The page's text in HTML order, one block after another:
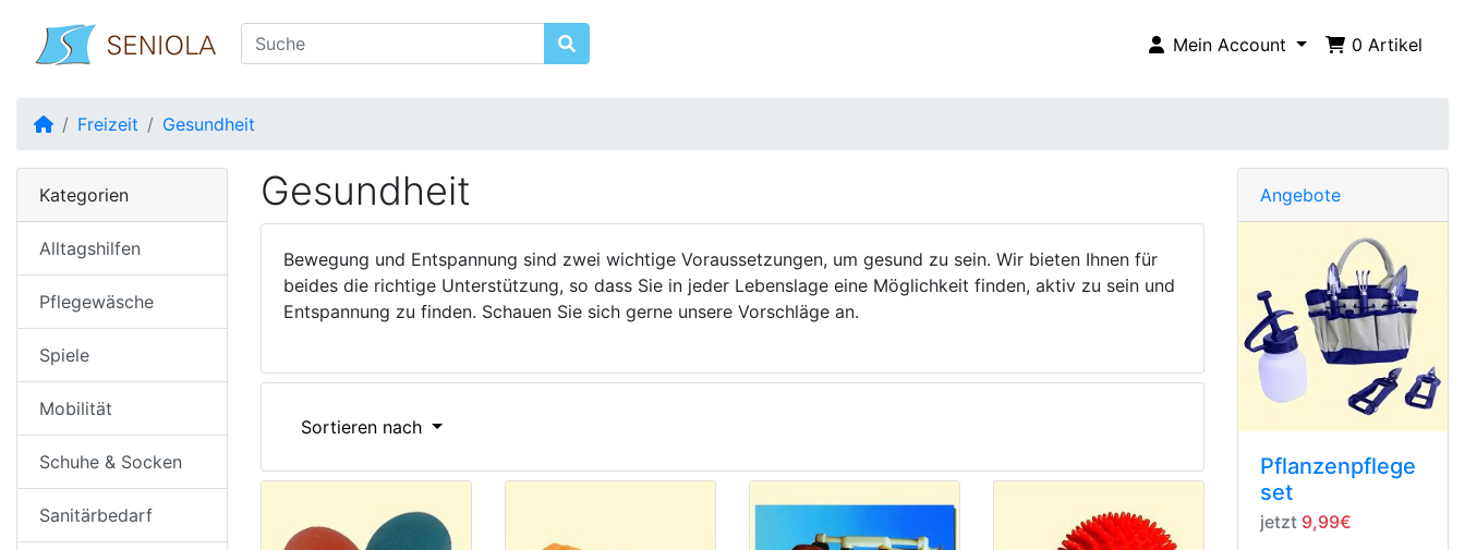
Mein Account 0 Artikel
Startseite
Freizeit Gesundheit
Gesundheit
Bewegung und Entspannung sind zwei wichtige Voraussetzungen, um gesund zu sein. Wir bieten Ihnen für
beides die richtige Unterstützung, so dass Sie in jeder Lebenslage eine Möglichkeit finden, aktiv zu sein und
Entspannung zu finden. Schauen Sie sich gerne unsere Vorschläge an.
Sortieren nach
Kategorien
Alltagshilfen
Pflegewäsche
Spiele
Mobilität
Schuhe & Socken
Sanitärbedarf
Angebote
Pflanzenpflege
set
jetzt 9,99€